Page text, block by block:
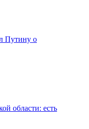
Путину о
области: есть